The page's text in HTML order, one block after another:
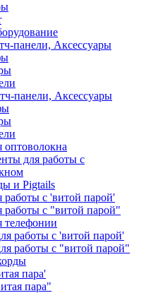
панели, Аксессуары
панели, Аксессуары
оптоволокна
для работы с
и Pigtails
работы с 'витой парой'
работы с "витой парой"
телефонии
работы с 'витой парой'
работы с "витой парой"
пара'
пара"